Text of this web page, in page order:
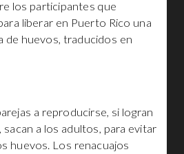
los participantes que
liberar en Puerto Rico una
de huevos, traducidos en
a reproducirse, si logran
a los adultos, para evitar
huevos. Los renacuajos